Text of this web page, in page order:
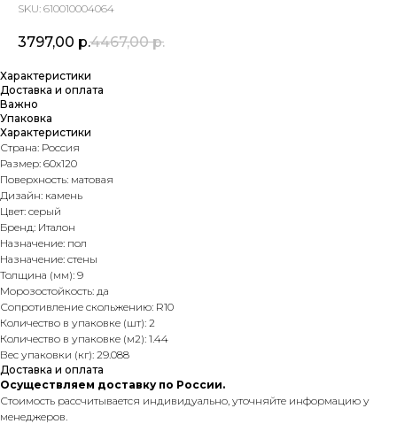
SKU: 610010004064
3797,00 р.4467,00 р.
Характеристики
Доставка и оплата
Важно
Упаковка
Характеристики
Страна: Россия
Размер: 60х120
Поверхность: матовая
Дизайн: камень
Цвет: серый
Бренд: Италон
Назначение: пол
Назначение: стены
Толщина (мм): 9
Морозостойкость: да
Сопротивление скольжению: R10
Количество в упаковке (шт): 2
Количество в упаковке (м2): 1.44
Вес упаковки (кг): 29.088
Доставка и оплата
Осуществляем доставку по России.
Стоимость рассчитывается индивидуально, уточняйте информацию у
менеджеров.